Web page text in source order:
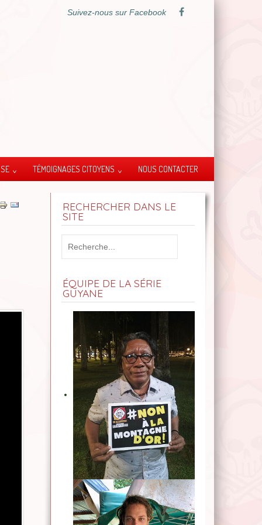
Suivez-nous sur Facebook
TÉMOIGNAGES CITOYENS NOUS CONTACTER
RECHERCHER DANS LE
SITE
ÉQUIPE DE LA SÉRIE
GUYANE